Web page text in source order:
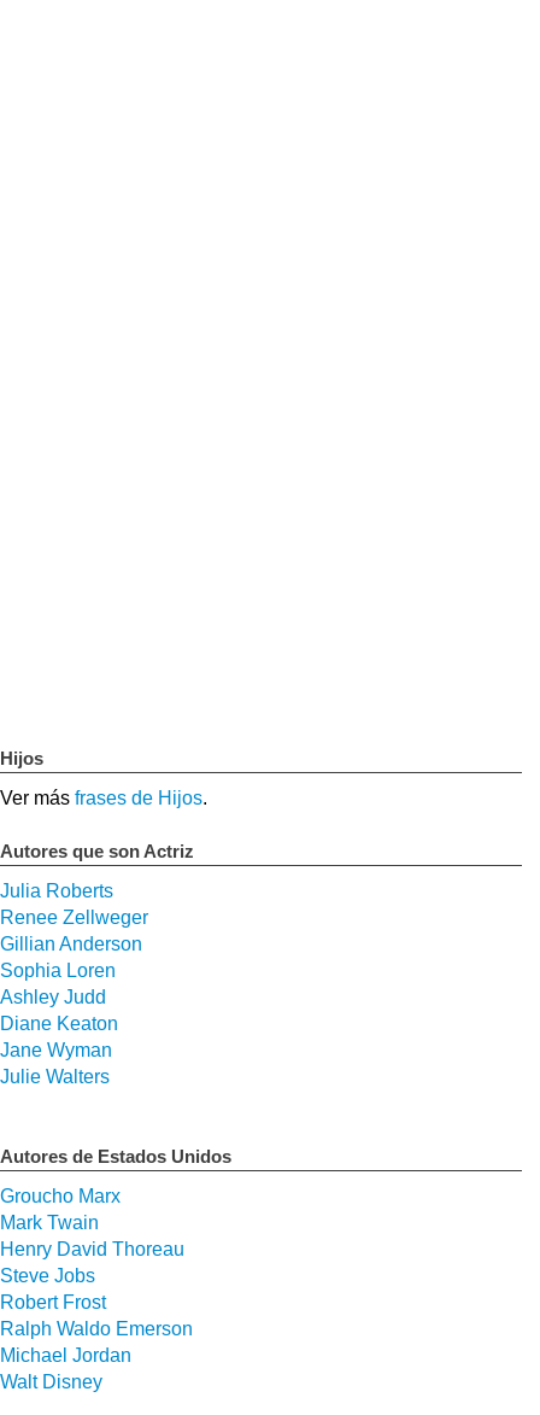
Hijos
Ver más frases de Hijos.
Autores que son Actriz
Julia Roberts
Renee Zellweger
Gillian Anderson
Sophia Loren
Ashley Judd
Diane Keaton
Jane Wyman
Julie Walters
Autores de Estados Unidos
Groucho Marx
Mark Twain
Henry David Thoreau
Steve Jobs
Robert Frost
Ralph Waldo Emerson
Michael Jordan
Walt Disney